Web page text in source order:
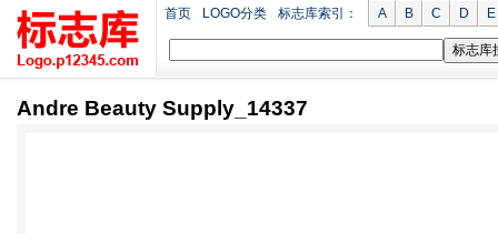
首页 LOGO分类 标志库索引： A B C D E
Andre Beauty Supply_14337